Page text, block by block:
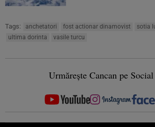
Tags: anchetatori fost actionar dinamovist
sotia
ultima dorinta
vasile turcu
Urmărește Cancan pe